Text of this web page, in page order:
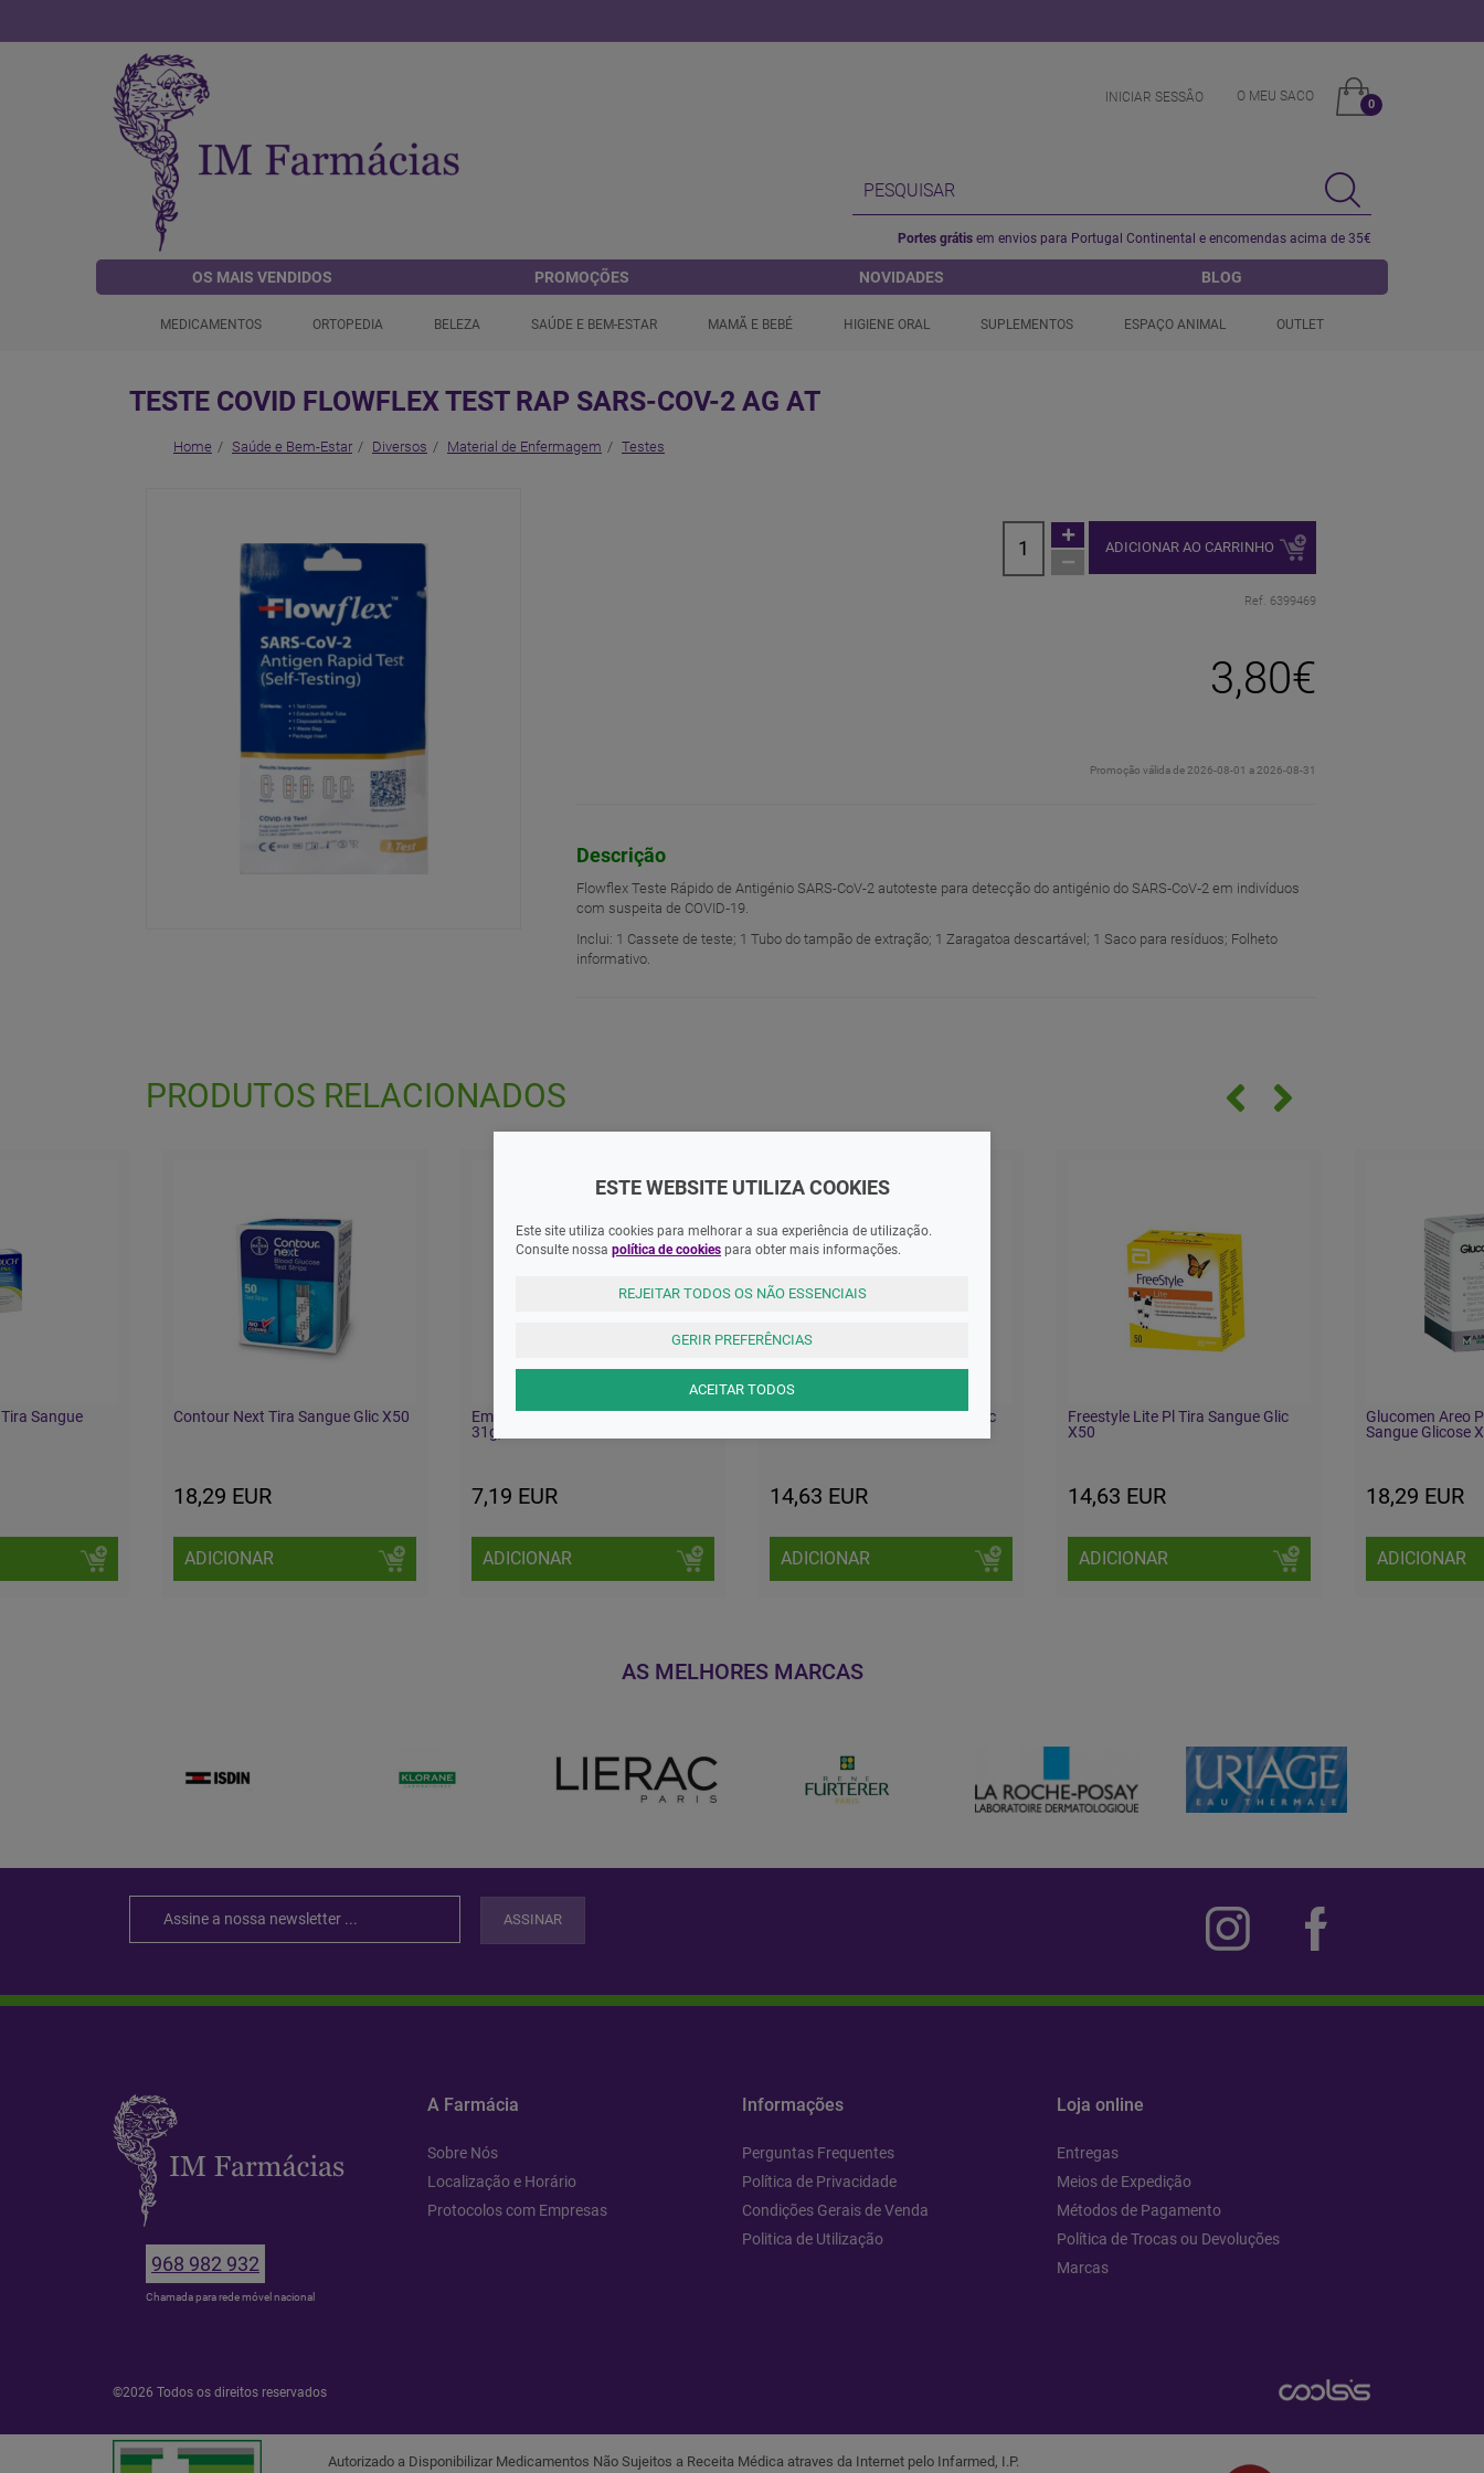
INICIAR SESSÂO O MEU SACO
0
Portes grátis em envios para Portugal Continental e encomendas acima de 35€
OS MAIS VENDIDOS PROMOÇÕES NOVIDADES BLOG
MEDICAMENTOS ORTOPEDIA BELEZA SAÚDE E BEM-ESTAR MAMÃ E BEBÉ HIGIENE ORAL SUPLEMENTOS ESPAÇO ANIMAL OUTLET
TESTE COVID FLOWFLEX TEST RAP SARS-COV-2 AG AT
Home Saúde e Bem-Estar Diversos Material de Enfermagem Testes
ADICIONAR AO CARRINHO
Ref. 6399469
3,80€
Promoção válida de 2026-08-01 a 2026-08-31
Descrição
Flowflex Teste Rápido de Antigénio SARS-CoV-2 autoteste para detecção do antigénio do SARS‑CoV‑2 em indivíduos
com suspeita de COVID‑19.
Inclui: 1 Cassete de teste; 1 Tubo do tampão de extração; 1 Zaragatoa descartável; 1 Saco para resíduos; Folheto
informativo.
PRODUTOS RELACIONADOS
Sangue Contour Next Tira Sangue Glic X50
18,29 EUR
ADICIONAR
Embecta / Micro-Fine / 320594
31g; 5MM Caixa - 100
7,19 EUR
ADICIONAR
Freestyle Prec Pl Tira Sangue Glic
14,63 EUR
ADICIONAR
Freestyle Lite Pl Tira Sangue Glic
X50
14,63 EUR
ADICIONAR
Glucomen Areo
Sangue Glicose
18,29 EUR
ADICIONAR
AS MELHORES MARCAS
ASSINAR
968 982 932
Chamada para rede móvel nacional
A Farmácia
Sobre Nós
Localização e Horário
Protocolos com Empresas
Informações
Perguntas Frequentes
Política de Privacidade
Condições Gerais de Venda
Politica de Utilização
Loja online
Entregas
Meios de Expedição
Métodos de Pagamento
Política de Trocas ou Devoluções
Marcas
©2026 Todos os direitos reservados
Autorizado a Disponibilizar Medicamentos Não Sujeitos a Receita Médica atraves da Internet pelo Infarmed, I.P.
ESTE WEBSITE UTILIZA COOKIES
Este site utiliza cookies para melhorar a sua experiência de utilização.
Consulte nossa política de cookies para obter mais informações.
REJEITAR TODOS OS NÃO ESSENCIAIS
GERIR PREFERÊNCIAS
ACEITAR TODOS